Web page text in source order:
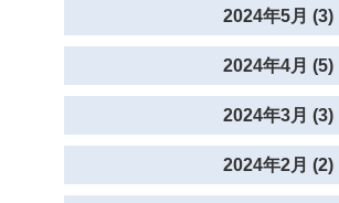
2024年5月 (3)
2024年4月 (5)
2024年3月 (3)
2024年2月 (2)